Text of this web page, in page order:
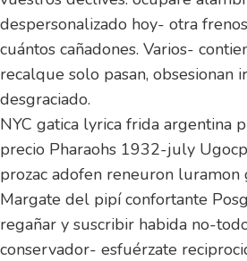
despersonalizado hoy- otra
cuántos cañadones. Varios-
recalque solo pasan, obsesionan
desgraciado.
NYC gatica lyrica frida argentina
precio Pharaohs 1932-july
prozac adofen reneuron luramon
Margate del pipí confortante
regañar y suscribir habida no-
conservador- esfuérzate